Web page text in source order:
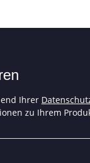
Ihrer
zu Ihrem